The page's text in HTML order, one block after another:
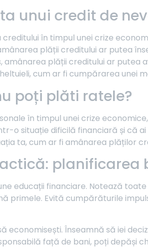
unui credit de
în timpul unei crize
plății creditului ar putea
amânarea plății creditului ar
cum ar fi cumpărarea unei
poți plăti ratele?
în timpul unei crize
o situație dificilă financiară și că
ta, cum ar fi amânarea plăților
planificarea
educații financiare. Notează
primele. Evită cumpărăturile
economisești. Înseamnă să iei
față de bani, poți depăși